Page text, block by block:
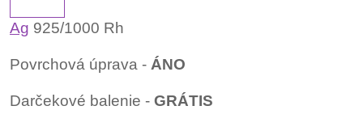
Ag 925/1000 Rh
Povrchová úprava - ÁNO
Darčekové balenie - GRÁTIS